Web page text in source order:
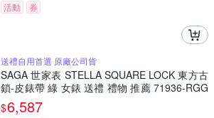
活動 券
送禮自用首選 原廠公司貨
SAGA 世家表 STELLA SQUARE LOCK 東方古
鎖-皮錶帶 綠 女錶 送禮 禮物 推薦 71936-RGG
RGR-2
$6,587